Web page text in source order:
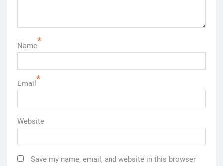
Name*
Email *
Website
Save my name, email, and website in this browser